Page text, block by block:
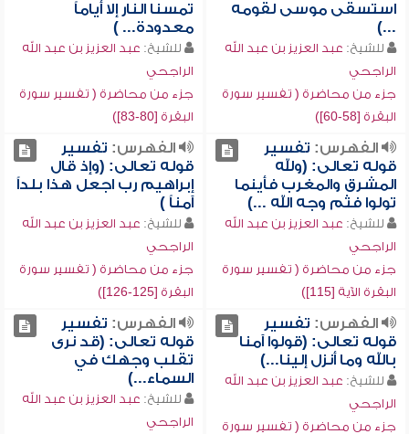
استسقى موسى لقومه
...)
للشيخ: عبد العزيز بن عبد الله
الراجحي
جزء من محاضرة ( تفسير سورة
البقرة [58-60])
تمسنا النار إلا أياماً
معدودة... )
للشيخ: عبد العزيز بن عبد الله
الراجحي
جزء من محاضرة ( تفسير سورة
البقرة [80-83])
الفهرس: تفسير
قوله تعالى: (ولله
المشرق والمغرب فأينما
تولوا فثم وجه الله ...)
للشيخ: عبد العزيز بن عبد الله
الراجحي
جزء من محاضرة ( تفسير سورة
البقرة الآية [115])
الفهرس: تفسير
قوله تعالى: (وإذ قال
إبراهيم رب اجعل هذا بلداً
آمناً )
للشيخ: عبد العزيز بن عبد الله
الراجحي
جزء من محاضرة ( تفسير سورة
البقرة [125-126])
الفهرس: تفسير
قوله تعالى: (قولوا آمنا
بالله وما أنزل إلينا...)
للشيخ: عبد العزيز بن عبد الله
الراجحي
جزء من محاضرة ( تفسير سورة
الفهرس: تفسير
قوله تعالى: (قد نرى
تقلب وجهك في
السماء...)
للشيخ: عبد العزيز بن عبد الله
الراجحي